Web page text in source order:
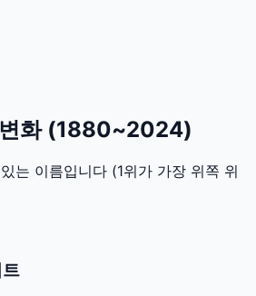
변화 (1880~2024)
는 이름입니다 (1위가 가장 위쪽 위